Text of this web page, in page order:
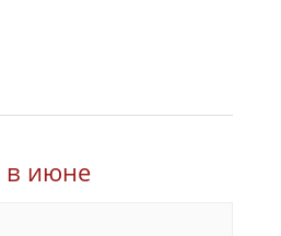
в июне